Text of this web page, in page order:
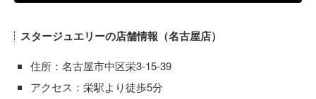
スタージュエリーの店舗情報（名古屋店）
住所：名古屋市中区栄3-15-39
アクセス：栄駅より徒歩5分